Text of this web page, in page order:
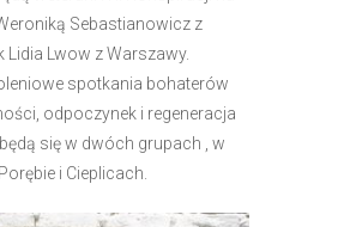
Sebastianowicz z
Lidia Lwow z Warszawy.
spotkania bohaterów
odpoczynek i regeneracja
się w dwóch grupach , w
i Cieplicach.